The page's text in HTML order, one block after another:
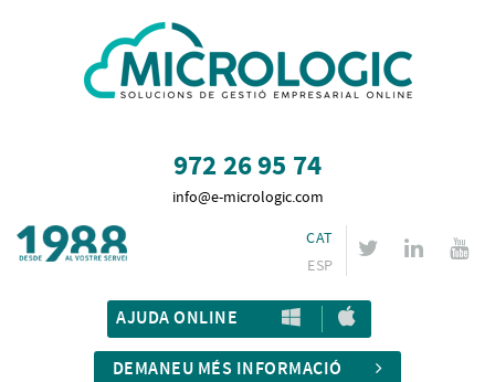
972 26 95 74
info@e-micrologic.com
CAT
ESP
AJUDA ONLINE
DEMANEU MÉS INFORMACIÓ